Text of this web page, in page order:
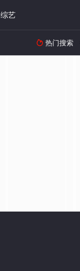
综艺
 热门搜索